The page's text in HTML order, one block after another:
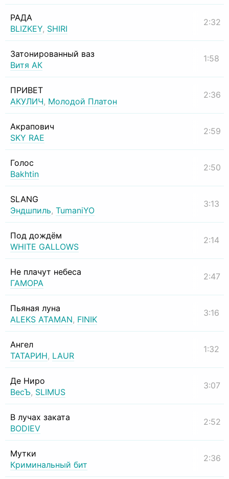
РАДА
BLIZKEY, SHIRI
2:32
Затонированный ваз
Витя АК
1:58
ПРИВЕТ
АКУЛИЧ, Молодой Платон
2:36
Акрапович
SKY RAE
2:59
Голос
Bakhtin
2:50
SLANG
Эндшпиль, TumaniYO
3:13
Под дождём
WHITE GALLOWS
2:14
Не плачут небеса
ГАМОРА
2:47
Пьяная луна
ALEKS ATAMAN, FINIK
3:16
Ангел
ТАТАРИН, LAUR
1:32
Де Ниро
ВесЪ, SLIMUS
3:07
В лучах заката
BODIEV
2:52
Мутки
Криминальный бит
2:36